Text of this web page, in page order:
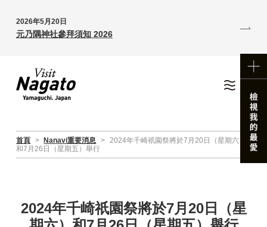
2026年5月20日
元乃隅神社參拜須知 2026
首頁 > Nanavi重要消息 > 2024年千崎祇園祭將於7月20日（星期六）
和7月26日（星期五）舉行
2024年千崎祇園祭將於7月20日（星